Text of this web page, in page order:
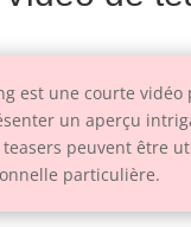
est une courte
un aperçu
teasers peuvent être
particulière.